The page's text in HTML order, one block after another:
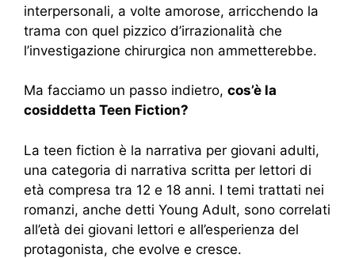
interpersonali, a volte amorose, arricchendo la
trama con quel pizzico d’irrazionalità che
l’investigazione chirurgica non ammetterebbe.
Ma facciamo un passo indietro, cos’è la
cosiddetta Teen Fiction?
La teen fiction è la narrativa per giovani adulti,
una categoria di narrativa scritta per lettori di
età compresa tra 12 e 18 anni. I temi trattati nei
romanzi, anche detti Young Adult, sono correlati
all’età dei giovani lettori e all’esperienza del
protagonista, che evolve e cresce.